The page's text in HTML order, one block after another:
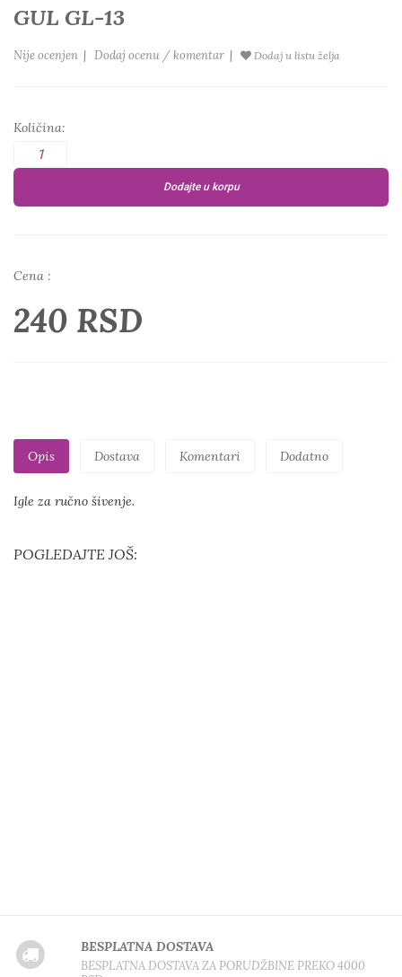
GUL GL-13
Nije ocenjen | Dodaj ocenu / komentar | Dodaj u listu želja
Količina:
Dodajte u korpu
Cena :
240 RSD
Opis Dostava Komentari Dodatno
Igle za ručno šivenje.
POGLEDAJTE JOŠ:
BESPLATNA DOSTAVA
BESPLATNA DOSTAVA ZA PORUDŽBINE PREKO 4000